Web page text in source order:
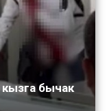
кызга бычак